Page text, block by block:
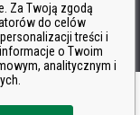
Za Twoją zgodą
do celów
treści i
o Twoim
analitycznym i